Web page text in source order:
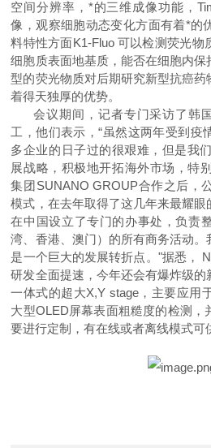
空间分辨率，*的三维成像功能，
像，观察细胞动态变化方面有着*的
料特性方面K1-Fluo 可以检测荧光物
细胞质表面地基质，能否在细胞内
型的荧光物质对后期研究新型抗癌
着得天独厚的优势。
会议期间，记者专门采访了韩
工，他们表示，“虽然这两年受到疫
多企业的日子过的很艰难，但是我
展战略，积极地开拓海外市场，特
集团 SUNANO GROUP合作之后，
模式，在去年取得了这几年来最耀
在中国设立了专门的办事处，负责
湾、香港、澳门）的所有商务活动
是一个巨大的发展转折点。"据悉，
研发全面提速，今年还会有爆炸级
一体式的超大X,Y stage，主要应用
大型OLED屏幕表面粗糙度的检测，
要进行定制，有在线或者离线模式可